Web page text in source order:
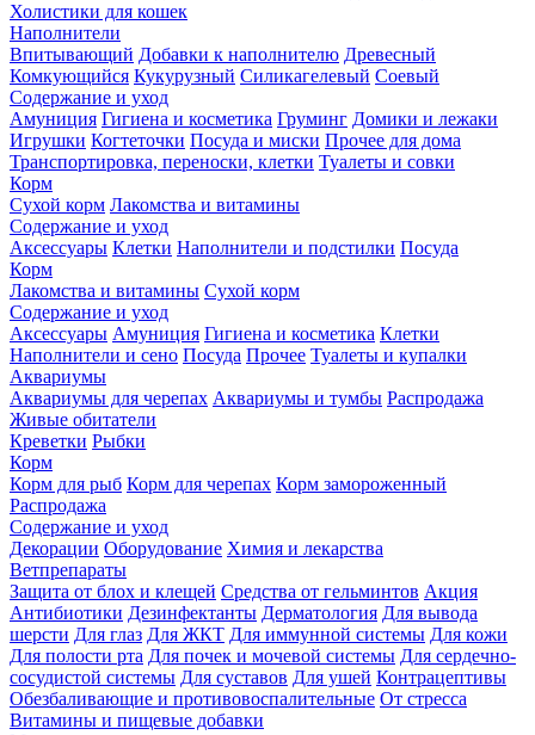
Холистики для кошек
Наполнители
Впитывающий Добавки к наполнителю Древесный
Комкующийся Кукурузный Силикагелевый Соевый
Содержание и уход
Амуниция Гигиена и косметика Груминг Домики и лежаки
Игрушки Когтеточки Посуда и миски Прочее для дома
Транспортировка, переноски, клетки Туалеты и совки
Корм
Сухой корм Лакомства и витамины
Содержание и уход
Аксессуары Клетки Наполнители и подстилки Посуда
Корм
Лакомства и витамины Сухой корм
Содержание и уход
Аксессуары Амуниция Гигиена и косметика Клетки
Наполнители и сено Посуда Прочее Туалеты и купалки
Аквариумы
Аквариумы для черепах Аквариумы и тумбы Распродажа
Живые обитатели
Креветки Рыбки
Корм
Корм для рыб Корм для черепах Корм замороженный
Распродажа
Содержание и уход
Декорации Оборудование Химия и лекарства
Ветпрепараты
Защита от блох и клещей Средства от гельминтов Акция
Антибиотики Дезинфектанты Дерматология Для вывода
шерсти Для глаз Для ЖКТ Для иммунной системы Для кожи
Для полости рта Для почек и мочевой системы Для сердечно-
сосудистой системы Для суставов Для ушей Контрацептивы
Обезбаливающие и противовоспалительные От стресса
Витамины и пищевые добавки